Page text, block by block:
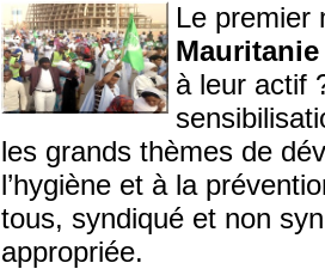
Le premier
à leur actif
les grands thèmes de
l’hygiène et à la
tous, syndiqué et non
appropriée.